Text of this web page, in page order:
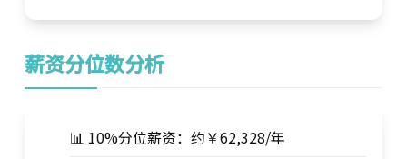
薪资分位数分析
📊 10%分位薪资：约￥62,328/年